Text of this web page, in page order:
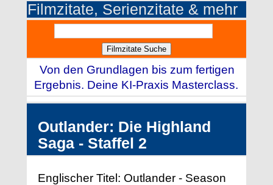
Filmzitate, Serienzitate & mehr
Von den Grundlagen bis zum fertigen
Ergebnis. Deine KI-Praxis Masterclass.
Outlander: Die Highland
Saga - Staffel 2
Englischer Titel: Outlander - Season